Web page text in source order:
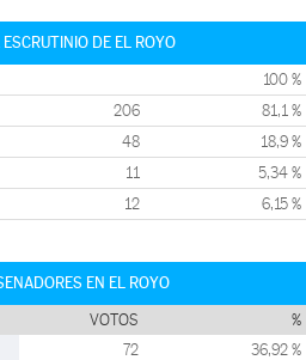
ESCRUTINIO DE EL ROYO
100 %
206 81,1 %
48 18,9 %
11 5,34 %
12 6,15 %
EN EL ROYO
VOTOS %
72 36,92 %